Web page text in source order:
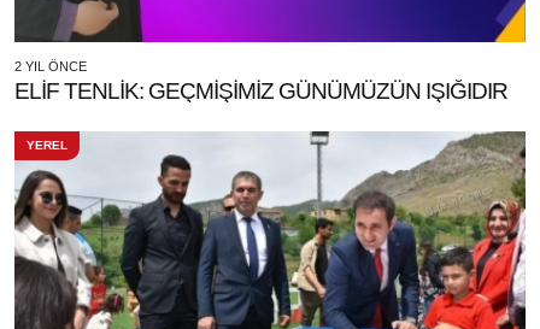
2 YIL ÖNCE
ELİF TENLİK: GEÇMİŞİMİZ GÜNÜMÜZÜN IŞIĞIDIR
YEREL